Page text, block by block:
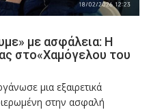
με ασφάλεια: Η
στο«Χαμόγελου του
μια εξαιρετικά
στην ασφαλή